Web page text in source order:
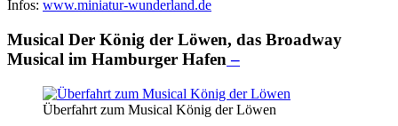
Infos: www.miniatur-wunderland.de
Musical Der König der Löwen, das Broadway
Musical im Hamburger Hafen –
Überfahrt zum Musical König der Löwen